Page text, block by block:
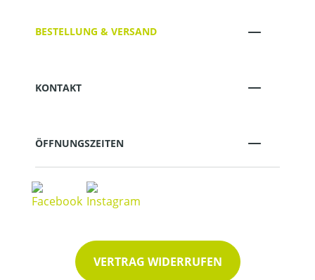
BESTELLUNG & VERSAND
KONTAKT
ÖFFNUNGSZEITEN
VERTRAG WIDERRUFEN